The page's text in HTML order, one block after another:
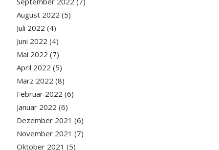
August 2022 (5)
Juli 2022 (4)
Juni 2022 (4)
Mai 2022 (7)
April 2022 (5)
März 2022 (8)
Februar 2022 (6)
Januar 2022 (6)
Dezember 2021 (6)
November 2021 (7)
Oktober 2021 (5)